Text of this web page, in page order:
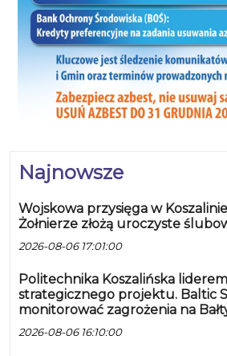
Najnowsze
Wojskowa przysięga w
Żołnierze złożą uroczyste
2026-08-06 17:01:00
Politechnika Koszalińska liderem
strategicznego projektu. Baltic
monitorować zagrożenia na
2026-08-06 16:10:00